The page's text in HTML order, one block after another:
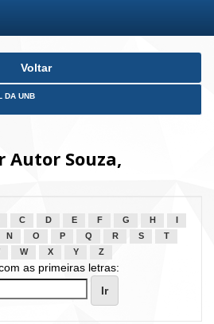
Voltar
DA UNB
Autor Souza,
C D E F G H
N O P Q R S
T
W X Y Z
as primeiras letras: